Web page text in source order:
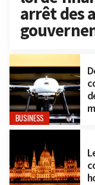
arrêt des
BUSINESS